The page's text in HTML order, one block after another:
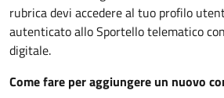
rubrica devi accedere al tuo profilo
autenticato allo Sportello telematico
digitale.
Come fare per aggiungere un nuovo